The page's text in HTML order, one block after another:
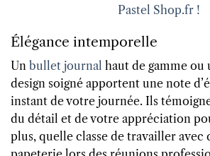
Pastel Shop.fr !
Élégance intemporelle
Un bullet journal haut de gamme ou
design soigné apportent une note
instant de votre journée. Ils
du détail et de votre appréciation
plus, quelle classe de travailler avec